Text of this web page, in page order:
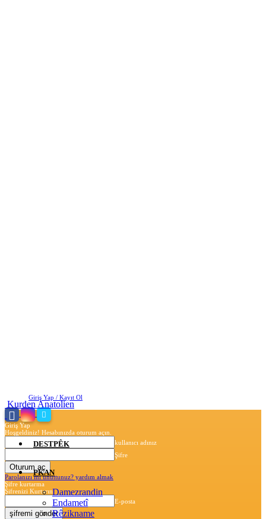
Giriş Yap / Kayıt Ol
Giriş Yap
Hoşgeldiniz! Hesabınızda oturum açın.
kullanıcı adınız
Şifre
Parolanızı mı unuttunuz? yardım almak
Şifre kurtarma
Şifrenizi Kurtarın
E-posta
Kurden Anatolien
DESTPÊK
PKAN
Damezrandin
Endametî
Rêzikname